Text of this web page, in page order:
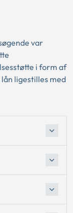
var
i form af
ligestilles med